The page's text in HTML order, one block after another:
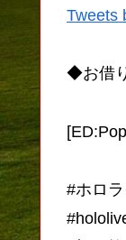
Tweets
◆お借
#ホロ